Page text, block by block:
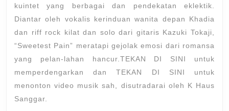
kuintet yang berbagai dan pendekatan eklektik.
Diantar oleh vokalis kerinduan wanita depan Khadia
dan riff rock kilat dan solo dari gitaris Kazuki Tokaji,
“Sweetest Pain” meratapi gejolak emosi dari romansa
yang pelan-lahan hancur.TEKAN DI SINI untuk
memperdengarkan dan TEKAN DI SINI untuk
menonton video musik sah, disutradarai oleh K Haus
Sanggar.